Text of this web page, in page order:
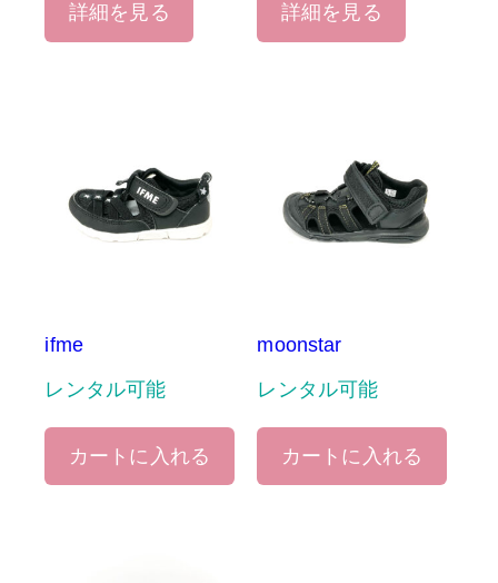
詳細を見る 詳細を見る
ifme
レンタル可能
カートに入れる
moonstar
レンタル可能
カートに入れる